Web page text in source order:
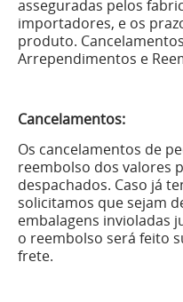
asseguradas pelos
importadores, e os
produto.
Arrependimentos e
Cancelamentos:
Os cancelamentos de
reembolso dos valores
despachados. Caso já
solicitamos que sejam
embalagens invioladas
o reembolso será feito
frete.